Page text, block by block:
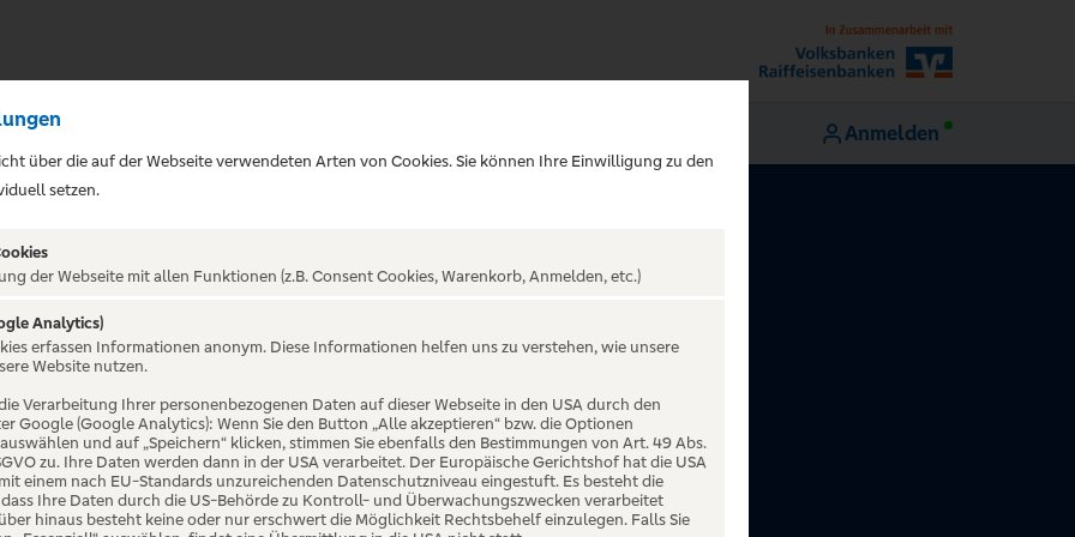
Anmelden
Depot
über die auf der Webseite verwendeten Arten von Cookies. Sie können Ihre Einwilligung zu den
setzen.
der Webseite mit allen Funktionen (z.B. Consent Cookies, Warenkorb, Anmelden, etc.)
Analytics)
erfassen Informationen anonym. Diese Informationen helfen uns zu verstehen, wie unsere
Website nutzen.
Verarbeitung Ihrer personenbezogenen Daten auf dieser Webseite in den USA durch den
Google (Google Analytics): Wenn Sie den Button „Alle akzeptieren“ bzw. die Optionen
und auf „Speichern“ klicken, stimmen Sie ebenfalls den Bestimmungen von Art. 49 Abs.
zu. Ihre Daten werden dann in der USA verarbeitet. Der Europäische Gerichtshof hat die USA
einem nach EU-Standards unzureichenden Datenschutzniveau eingestuft. Es besteht die
Ihre Daten durch die US-Behörde zu Kontroll- und Überwachungszwecken verarbeitet
hinaus besteht keine oder nur erschwert die Möglichkeit Rechtsbehelf einzulegen. Falls Sie